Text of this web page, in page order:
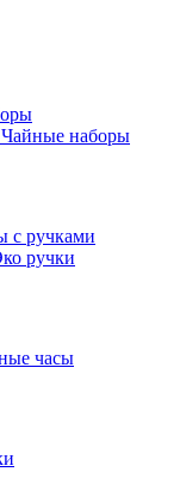
Чайные наборы
с ручками
ручки
часы